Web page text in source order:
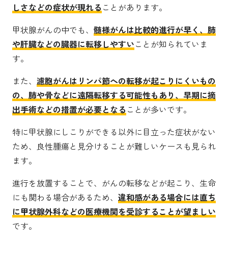
しさなどの症状が現れる ことがあります。
甲状腺がんの中でも、 髄様がんは比較的進行が早く、肺
や肝臓などの臓器に転移しやすいことが知られていま
す。
また、 濾胞がんはリンパ節への転移が起こりにくいもの
の、肺や骨などに遠隔転移する可能性もあり、早期に摘
出手術などの措置が必要となる ことが多いです。
特に甲状腺にしこりができる以外に目立った症状がない
ため、良性腫瘍と見分けることが難しいケースも見られ
ます。
進行を放置することで、がんの転移などが起こり、生命
にも関わる場合があるため、 違和感がある場合には直ち
に甲状腺外科などの医療機関を受診することが望ましい
です。